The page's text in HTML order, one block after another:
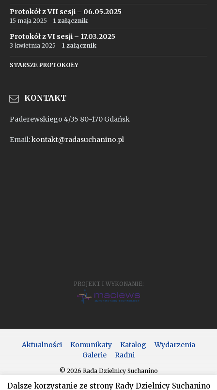
Protokół z VII sesji – 06.05.2025
15 maja 2025 1 załącznik
Protokół z VI sesji – 17.03.2025
3 kwietnia 2025 1 załącznik
STARSZE PROTOKOŁY
KONTAKT
Paderewskiego 4/35 80-170 Gdańsk
Email:kontakt@radasuchanino.pl
PROJEKT I WYKONANIE:
Aktualności Komunikaty Katalog
Wydarzenia
Galerie
Radni
© 2026 Rada Dzielnicy Suchanino
Dalsze korzystanie ze strony Rady Dzielnicy Suchanino